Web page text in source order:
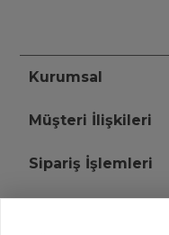
Kurumsal
Müşteri İlişkileri
Sipariş İşlemleri